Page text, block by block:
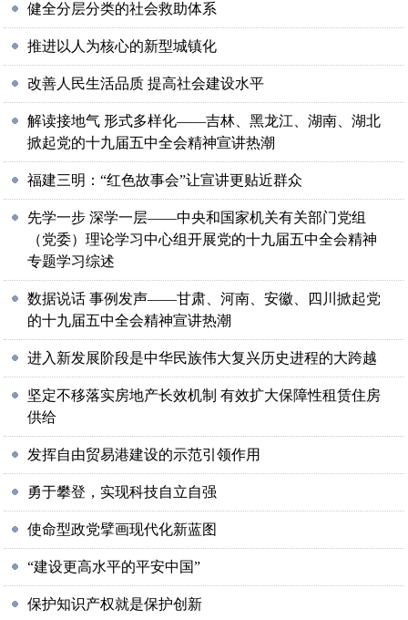
健全分层分类的社会救助体系
推进以人为核心的新型城镇化
改善人民生活品质 提高社会建设水平
解读接地气 形式多样化——吉林、黑龙江、湖南、湖北
掀起党的十九届五中全会精神宣讲热潮
福建三明：“红色故事会”让宣讲更贴近群众
先学一步 深学一层——中央和国家机关有关部门党组
（党委）理论学习中心组开展党的十九届五中全会精神
专题学习综述
数据说话 事例发声——甘肃、河南、安徽、四川掀起党
的十九届五中全会精神宣讲热潮
进入新发展阶段是中华民族伟大复兴历史进程的大跨越
坚定不移落实房地产长效机制 有效扩大保障性租赁住房
供给
发挥自由贸易港建设的示范引领作用
勇于攀登，实现科技自立自强
使命型政党擘画现代化新蓝图
“建设更高水平的平安中国”
保护知识产权就是保护创新